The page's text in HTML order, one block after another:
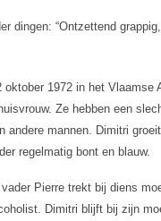
dingen:“Ontzettend
oktober 1972 in het
Ze hebben een
andere mannen. Dimitri
regelmatig bont en blauw.
Pierre trekt bij diens
Dimitri blijft bij zijn